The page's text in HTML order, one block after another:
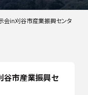
会in刈谷市産業振興センタ
谷市産業振興セ